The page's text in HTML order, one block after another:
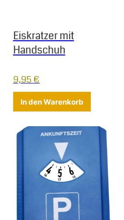
Dieses Produkt weist mehrere
Eiskratzer mit
Handschuh
9,95€
In den Warenkorb